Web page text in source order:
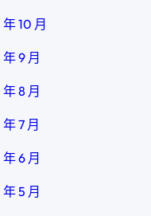
10 月
9 月
8 月
7 月
6 月
5 月